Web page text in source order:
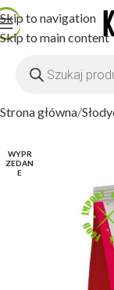
Skip to navigation
Skip to main content
Strona główna
WYPR
ZEDAN
E